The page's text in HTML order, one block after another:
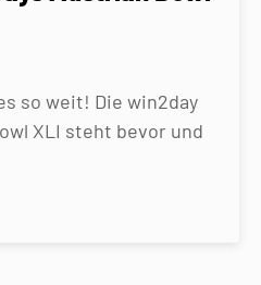
so weit! Die win2day
XLI steht bevor und